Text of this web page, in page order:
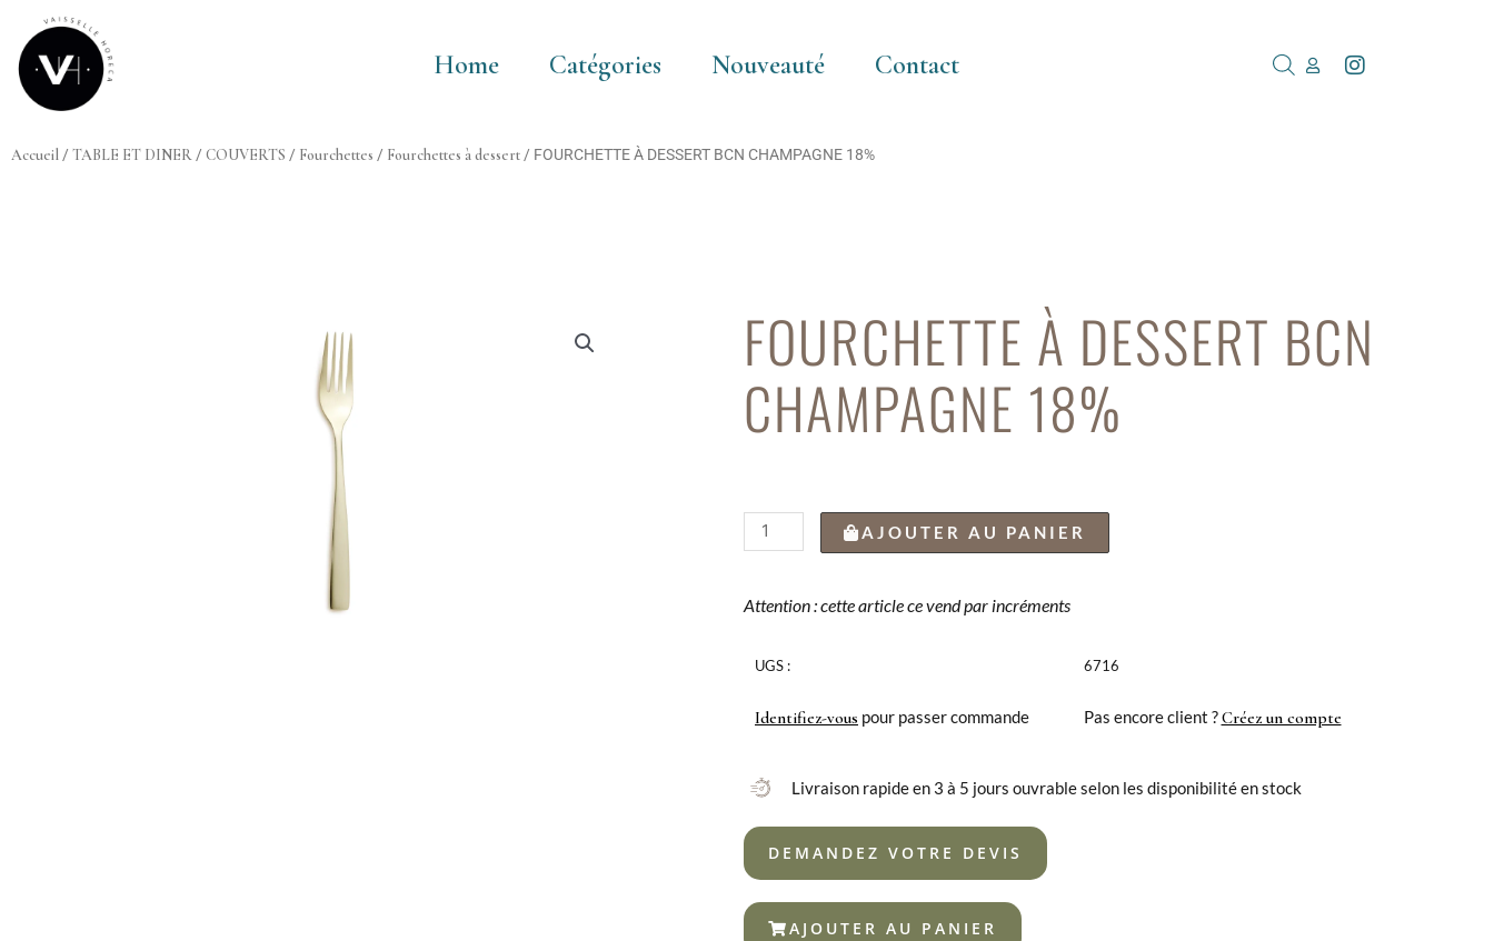
contenu
Home Catégories Nouveauté Contact
Accueil / TABLE ET DINER / COUVERTS / Fourchettes / Fourchettes à dessert / FOURCHETTE À DESSERT BCN CHAMPAGNE 18%
FOURCHETTE À DESSERT BCN
CHAMPAGNE 18%
quantité
de
À
BCN
18%
AJOUTER AU PANIER
Attention : cette article ce vend par incréments
UGS :
Identifiez-vous pour passer commande
6716
Pas encore client ?Créez un compte
Livraison rapide en 3 à 5 jours ouvrable selon les disponibilité en stock
DEMANDEZ VOTRE DEVIS
AJOUTER AU PANIER